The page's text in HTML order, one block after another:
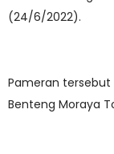
(24/6/2022).
Pameran tersebut
Benteng Moraya